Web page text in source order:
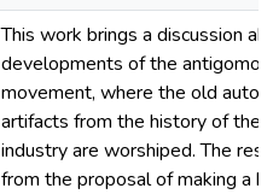
This work brings a discussion
developments of the
movement, where the old
artifacts from the history of the
industry are worshiped. The
from the proposal of making a